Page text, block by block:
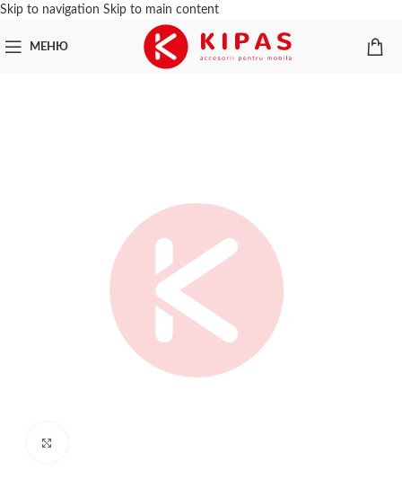
Skip to navigation Skip to main content
МЕНЮ